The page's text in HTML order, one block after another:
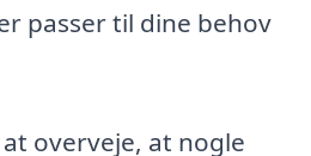
passer til dine behov
overveje, at nogle